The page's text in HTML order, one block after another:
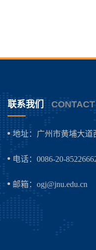
联系我们
地址：广州市黄埔大道
电话：0086-20-
邮箱：ogj@jnu.edu.cn